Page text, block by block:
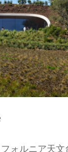
ォルニア天文